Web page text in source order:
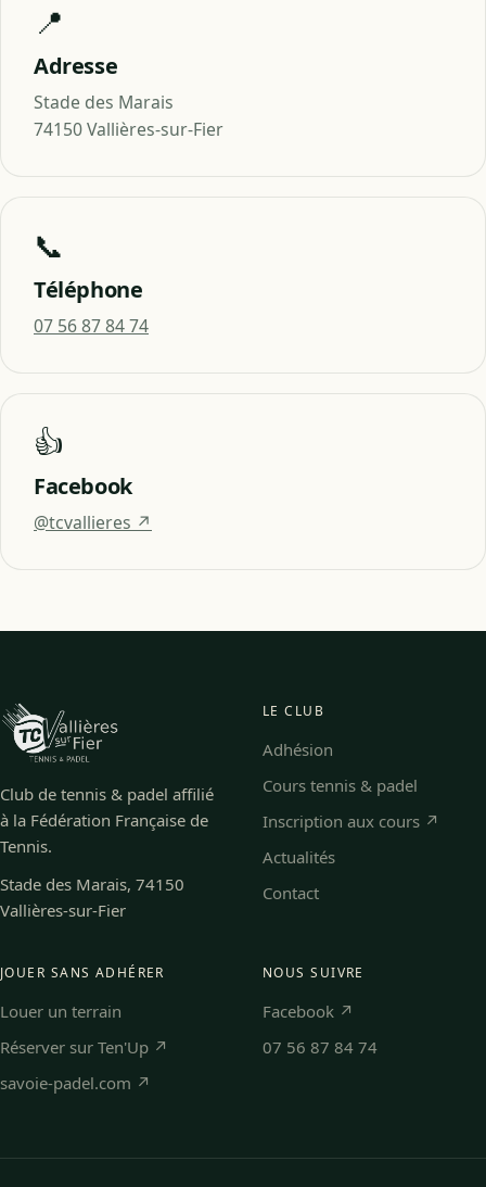
📍
Adresse
Stade des Marais
74150 Vallières-sur-Fier
📞
Téléphone
07 56 87 84 74
👍
Facebook
@tcvallieres ↗
Club de tennis & padel affilié
à la Fédération Française de
Tennis.
Stade des Marais, 74150
Vallières-sur-Fier
LE CLUB
Adhésion
Cours tennis & padel
Inscription aux cours ↗
Actualités
Contact
JOUER SANS ADHÉRER
Louer un terrain
Réserver sur Ten'Up ↗
savoie-padel.com ↗
NOUS SUIVRE
Facebook ↗
07 56 87 84 74